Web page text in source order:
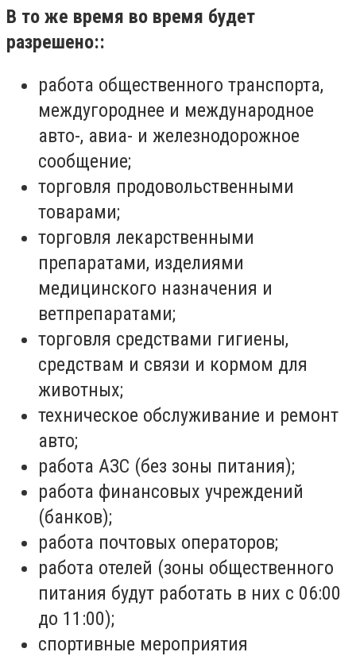
В то же время во время будет
разрешено::
работа общественного транспорта,
междугороднее и международное
авто-, авиа- и железнодорожное
сообщение;
торговля продовольственными
товарами;
торговля лекарственными
препаратами, изделиями
медицинского назначения и
ветпрепаратами;
торговля средствами гигиены,
средствам и связи и кормом для
животных;
техническое обслуживание и ремонт
авто;
работа АЗС (без зоны питания);
работа финансовых учреждений
(банков);
работа почтовых операторов;
работа отелей (зоны общественного
питания будут работать в них с 06:00
до 11:00);
спортивные мероприятия